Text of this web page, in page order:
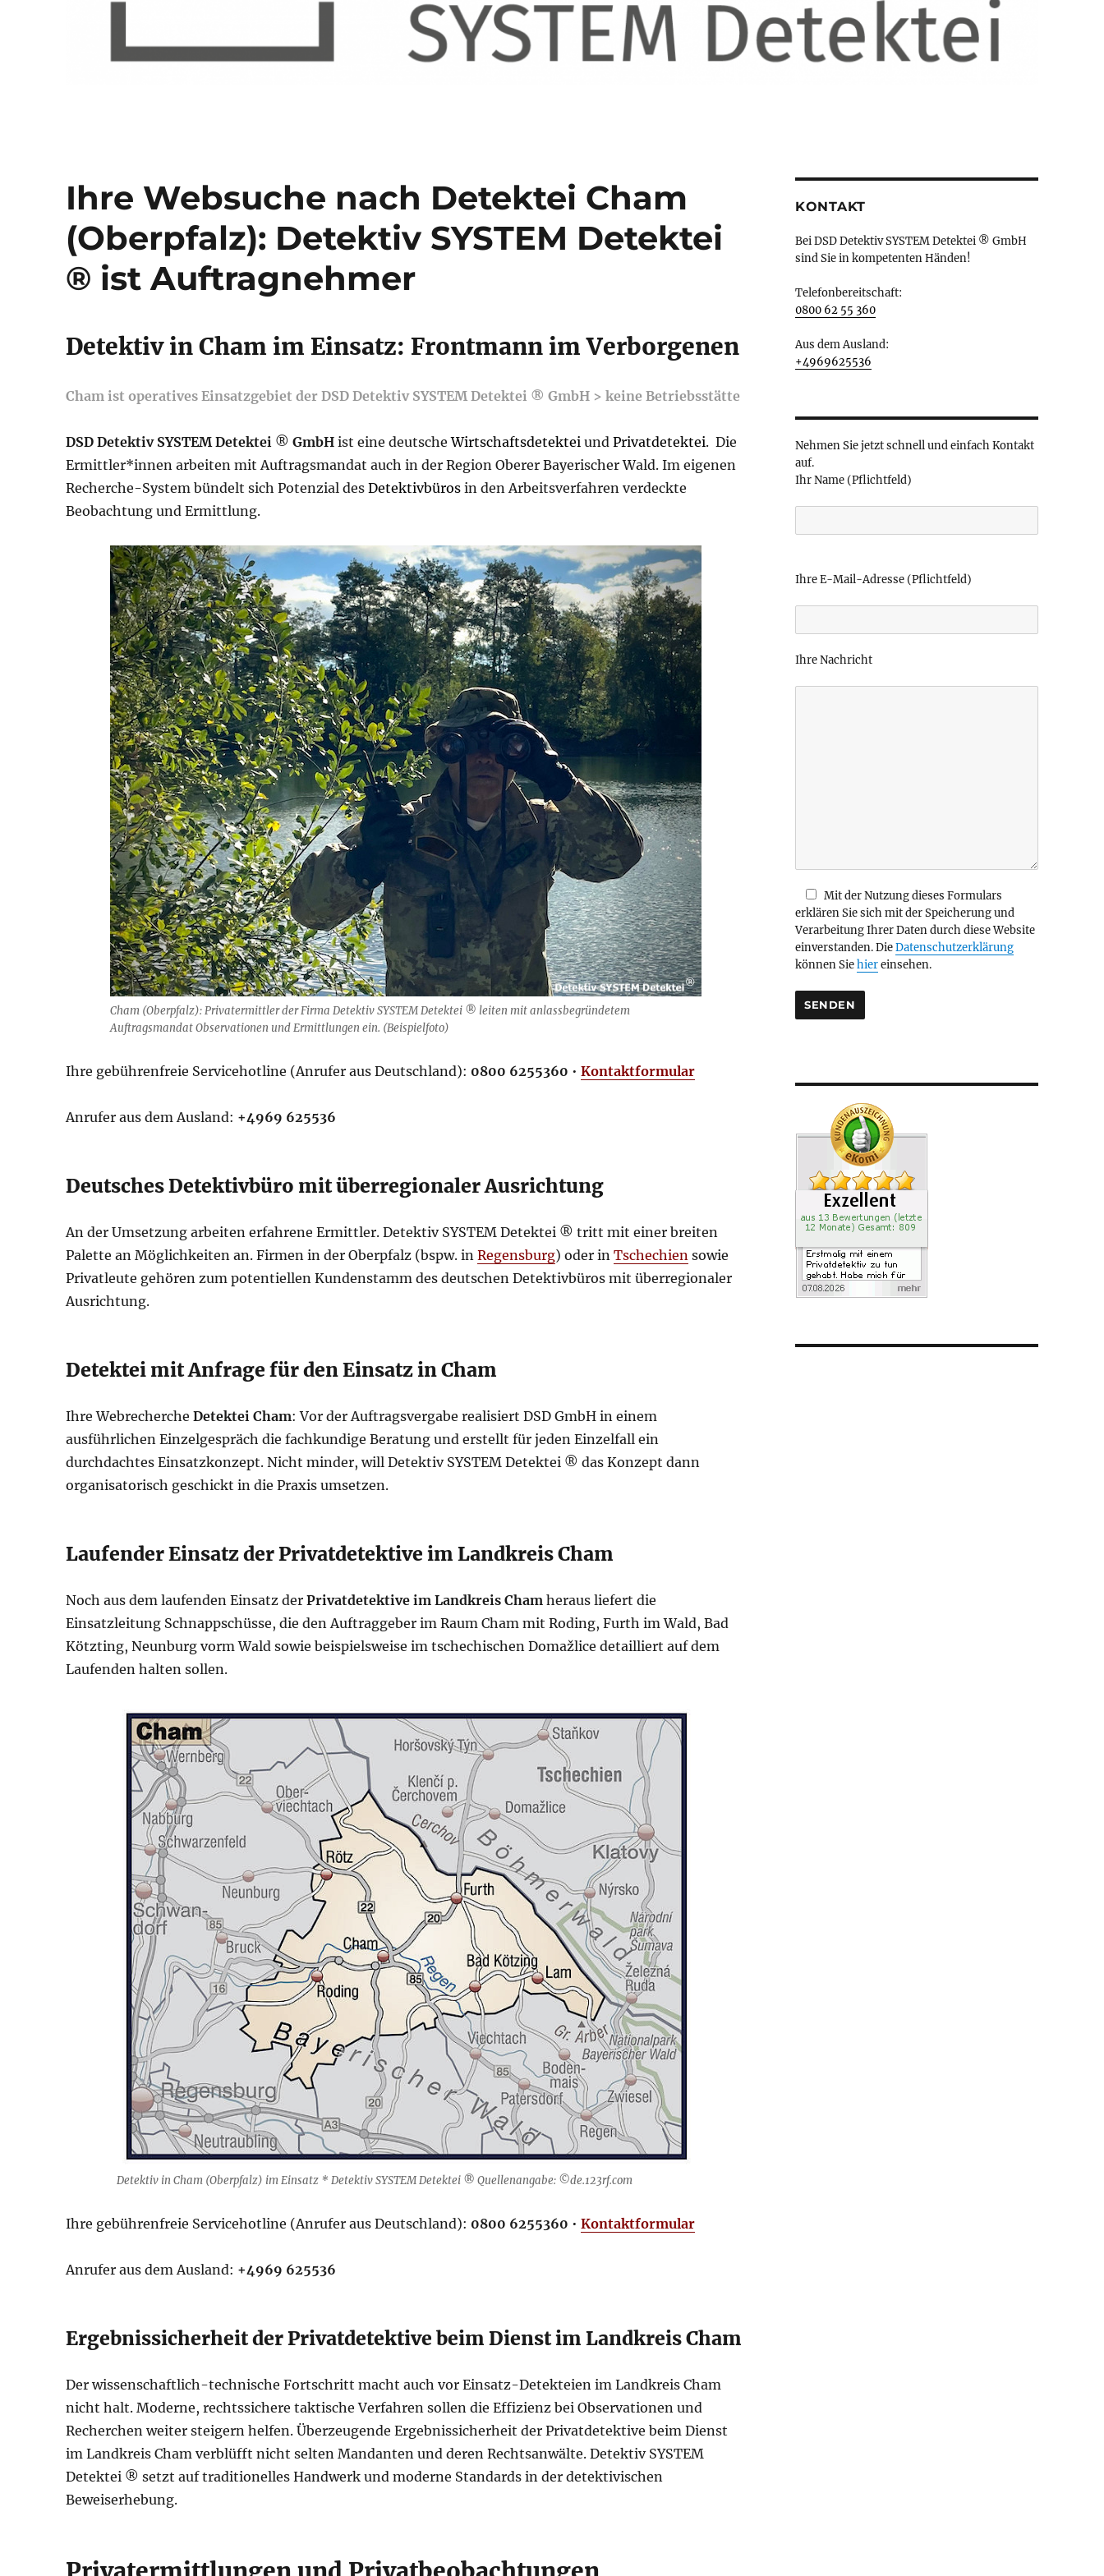
Ihre Websuche nach Detektei Cham
(Oberpfalz): Detektiv SYSTEM Detektei
® ist Auftragnehmer
Detektiv in Cham im Einsatz: Frontmann im Verborgenen
Cham ist operatives Einsatzgebiet der DSD Detektiv SYSTEM Detektei ® GmbH > keine Betriebsstätte
DSD Detektiv SYSTEM Detektei ®GmbH ist eine deutscheWirtschaftsdetektei undPrivatdetektei. Die
Ermittler*innen arbeiten mit Auftragsmandat auch in der Region Oberer Bayerischer Wald. Im eigenen
Recherche-System bündelt sich Potenzial desDetektivbüros in den Arbeitsverfahren verdeckte
Beobachtung und Ermittlung.
Cham (Oberpfalz): Privatermittler der Firma Detektiv SYSTEM Detektei ® leiten mit anlassbegründetem
Auftragsmandat Observationen und Ermittlungen ein. (Beispielfoto)
Ihre gebührenfreie Servicehotline (Anrufer aus Deutschland): 0800 6255360 •Kontaktformular
Anrufer aus dem Ausland: +4969 625536
Deutsches Detektivbüro mit überregionaler Ausrichtung
An der Umsetzung arbeiten erfahrene Ermittler. Detektiv SYSTEM Detektei ® tritt mit einer breiten
Palette an Möglichkeiten an. Firmen in der Oberpfalz (bspw. inRegensburg) oder inTschechien sowie
Privatleute gehören zum potentiellen Kundenstamm des deutschen Detektivbüros mit überregionaler
Ausrichtung.
Detektei mit Anfrage für den Einsatz in Cham
Ihre WebrechercheDetektei Cham: Vor der Auftragsvergabe realisiert DSD GmbH in einem
ausführlichen Einzelgespräch die fachkundige Beratung und erstellt für jeden Einzelfall ein
durchdachtes Einsatzkonzept. Nicht minder, will Detektiv SYSTEM Detektei ® das Konzept dann
organisatorisch geschickt in die Praxis umsetzen.
Laufender Einsatz der Privatdetektive im Landkreis Cham
Noch aus dem laufenden Einsatz derPrivatdetektive im Landkreis Cham heraus liefert die
Einsatzleitung Schnappschüsse, die den Auftraggeber im Raum Cham mit Roding, Furth im Wald, Bad
Kötzting, Neunburg vorm Wald sowie beispielsweise im tschechischen Domažlice detailliert auf dem
Laufenden halten sollen.
Detektiv in Cham (Oberpfalz) im Einsatz * Detektiv SYSTEM Detektei ® Quellenangabe: ©de.123rf.com
Ihre gebührenfreie Servicehotline (Anrufer aus Deutschland): 0800 6255360 •Kontaktformular
Anrufer aus dem Ausland: +4969 625536
Ergebnissicherheit der Privatdetektive beim Dienst im Landkreis Cham
Der wissenschaftlich-technische Fortschritt macht auch vor Einsatz-Detekteien im Landkreis Cham
nicht halt. Moderne, rechtssichere taktische Verfahren sollen die Effizienz bei Observationen und
Recherchen weiter steigern helfen. Überzeugende Ergebnissicherheit der Privatdetektive beim Dienst
im Landkreis Cham verblüfft nicht selten Mandanten und deren Rechtsanwälte. Detektiv SYSTEM
Detektei ® setzt auf traditionelles Handwerk und moderne Standards in der detektivischen
Beweiserhebung.
KONTAKT
Bei DSD Detektiv SYSTEM Detektei ® GmbH
sind Sie in kompetenten Händen!
Telefonbereitschaft:
0800 62 55 360
Aus dem Ausland:
+4969625536
Nehmen Sie jetzt schnell und einfach Kontakt
auf.
Ihr Name (Pflichtfeld)
i
e
a
l
e
r
Ihre E-Mail-Adresse (Pflichtfeld)
Ihre Nachricht
Mit der Nutzung dieses Formulars
erklären Sie sich mit der Speicherung und
Verarbeitung Ihrer Daten durch diese Website
einverstanden. DieDatenschutzerklärung
können Siehiereinsehen.